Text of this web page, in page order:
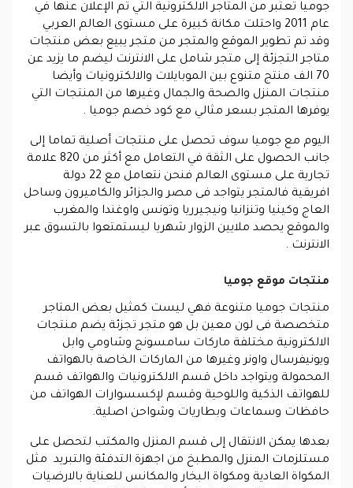
جوميا تعتبر من المتاجر الالكترونية التي تم الإعلان عنها في
عام 2011 واحتلت مكانة كبيرة على مستوى العالم العربي
وقد تم تطوير الموقع والمتجر من متجر يبيع بعض منتجات
متاجر التجزئة إلى متجر شامل على الانترنت ليضم ما يزيد عن
70 الف منتج متنوع بين الموبايلات والالكترونيات وأيضا
منتجات المنزل والصحة والجمال وغيرها من المنتجات التي
يوفرها المتجر بسعر مثالي مع كود خصم جوميا .
اليوم مع جوميا سوف تحصل على منتجات أصلية تماما إلى
جانب الحصول على الثقة في التعامل مع أكثر من 820 علامة
تجارية على مستوى العالم فنحن نتعامل مع 22 دولة
افريقية فالمتجر يتواجد فى مصر والجزائر والكاميرون وساحل
العاج وكينيا وتنزانيا ونيجيرريا وتونس واوغندا والمغرب
والموقع يحصد ملايين الزوار شهريا ليستمتعوا بالتسوق عبر
الانترنت .
منتجات موقع جوميا
منتجات جوميا متنوعة فهي ليست كمثيل بعض المتاجر
متخصصة فى لون معين بل هو متجر تجزئة يضم منتجات
الالكترونية مختلفة ماركات سامسونج وشاومي وابل
ويونيفرسال واونر وغيرها من الماركات الخاصة بالهواتف
المحمولة ويتواجد داخل قسم الالكترونيات والهواتف قسم
للهواتف الذكية واللوحية وقسم لإكسسوارات الهواتف من
حافظات وسماعات وبطاريات وشواحن اصلية.
بعدها يمكن الانتقال إلى قسم المنزل والمكتب لتحصل على
مستلزمات المنزل والمطبخ من اجهزة التدفئة والتبريد مثل
المكواة العادية ومكواة البخار والمكانس للعناية بالارضيات